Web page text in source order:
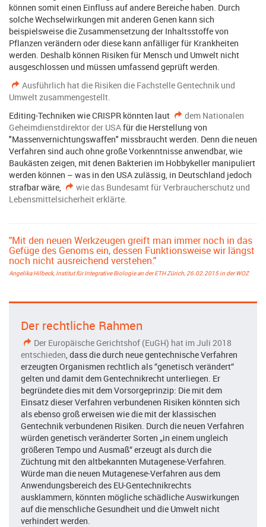
können somit einen Einfluss auf andere Bereiche haben. Durch
solche Wechselwirkungen mit anderen Genen kann sich
beispielsweise die Zusammensetzung der Inhaltsstoffe von
Pflanzen verändern oder diese kann anfälliger für Krankheiten
werden. Deshalb können Risiken für Mensch und Umwelt nicht
ausgeschlossen und müssen umfassend geprüft werden.
Ausführlich hat die Risiken die Fachstelle Gentechnik und
Umwelt zusammengestellt.
Editing-Techniken wie CRISPR könnten laut
dem Nationalen
Geheimdienstdirektor der USAfür die Herstellung von
"Massenvernichtungswaffen" missbraucht werden. Denn die neuen
Verfahren sind auch ohne große Vorkenntnisse anwendbar, wie
Baukästen zeigen, mit denen Bakterien im Hobbykeller manipuliert
werden können – was in den USA zulässig, in Deutschland jedoch
strafbar wäre,
wie das Bundesamt für Verbraucherschutz und
Lebensmittelsicherheit erklärte.
"Mit den neuen Werkzeugen greift man immer noch in das
Gefüge des Genoms ein, dessen Funktionsweise wir längst
noch nicht ausreichend verstehen."
Angelika Hilbeck, Institut für Integrative Biologie an der ETH Zürich, 26.02.2015 in der WOZ
Der rechtliche Rahmen
Der Europäische Gerichtshof (EuGH) hat im Juli 2018
entschieden, dass die durch neue gentechnische Verfahren
erzeugten Organismen rechtlich als “genetisch verändert“
gelten und damit dem Gentechnikrecht unterliegen. Er
begründete dies mit dem Vorsorgeprinzip: Die mit dem
Einsatz dieser Verfahren verbundenen Risiken könnten sich
als ebenso groß erweisen wie die mit der klassischen
Gentechnik verbundenen Risiken. Durch die neuen Verfahren
würden genetisch veränderter Sorten „in einem ungleich
größeren Tempo und Ausmaß“ erzeugt als durch die
Züchtung mit den altbekannten Mutagenese-Verfahren.
Würde man die neuen Mutagenese-Verfahren aus dem
Anwendungsbereich des EU-Gentechnikrechts
ausklammern, könnten mögliche schädliche Auswirkungen
auf die menschliche Gesundheit und die Umwelt nicht
verhindert werden.